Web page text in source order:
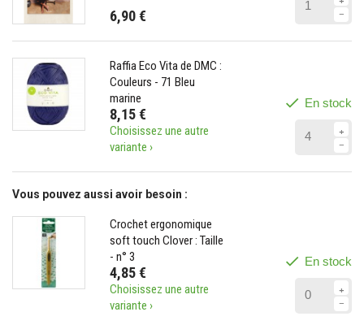
6,90 €
Raffia Eco Vita de DMC :
Couleurs - 71 Bleu
marine
8,15 €
Choisissez une autre
variante ›
En stock
Vous pouvez aussi avoir besoin :
Crochet ergonomique
soft touch Clover : Taille
- n° 3
4,85 €
Choisissez une autre
variante ›
En stock